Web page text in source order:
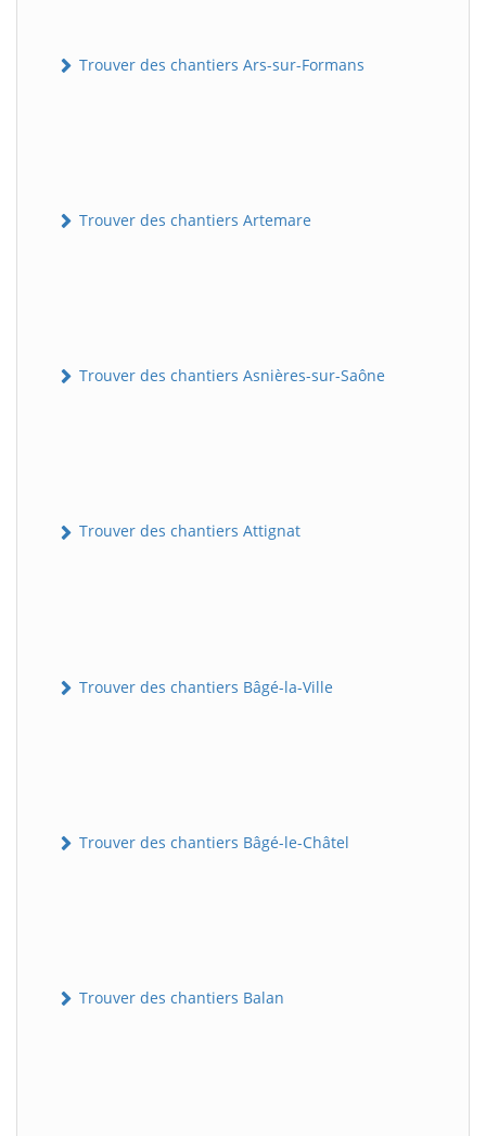
Trouver des chantiers Ars-sur-Formans
Trouver des chantiers Artemare
Trouver des chantiers Asnières-sur-Saône
Trouver des chantiers Attignat
Trouver des chantiers Bâgé-la-Ville
Trouver des chantiers Bâgé-le-Châtel
Trouver des chantiers Balan